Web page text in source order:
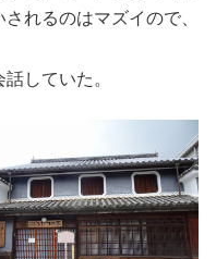
れるのはマズイので、
していた。